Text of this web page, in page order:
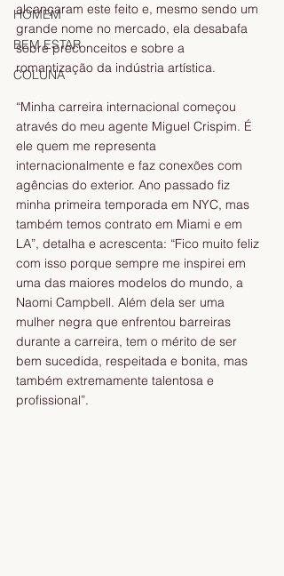
HOMEM
BEM ESTAR
COLUNA
alcançaram este feito e, mesmo sendo um
grande nome no mercado, ela desabafa
sobre preconceitos e sobre a
romantização da indústria artística.
“Minha carreira internacional começou
através do meu agente Miguel Crispim. É
ele quem me representa
internacionalmente e faz conexões com
agências do exterior. Ano passado fiz
minha primeira temporada em NYC, mas
também temos contrato em Miami e em
LA”, detalha e acrescenta: “Fico muito feliz
com isso porque sempre me inspirei em
uma das maiores modelos do mundo, a
Naomi Campbell. Além dela ser uma
mulher negra que enfrentou barreiras
durante a carreira, tem o mérito de ser
bem sucedida, respeitada e bonita, mas
também extremamente talentosa e
profissional”.